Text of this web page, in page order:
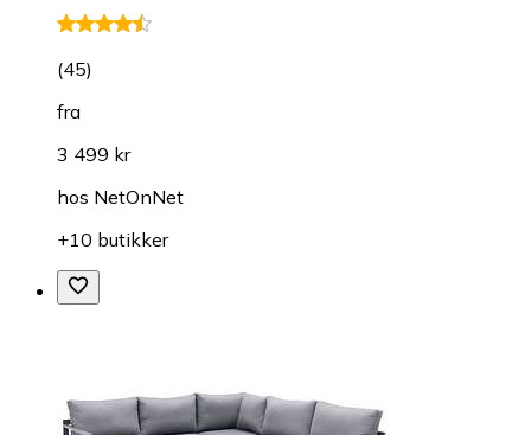
(45)
fra
3 499 kr
hos NetOnNet
+10 butikker